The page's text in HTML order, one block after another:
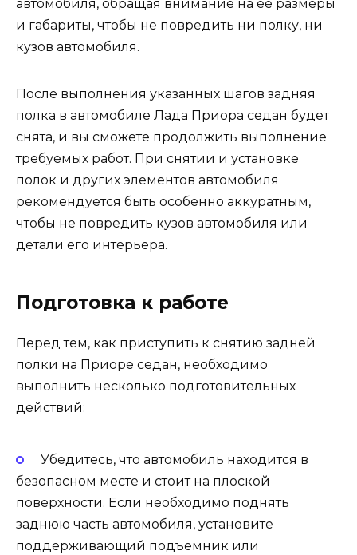
автомобиля, обращая внимание на ее размеры
и габариты, чтобы не повредить ни полку, ни
кузов автомобиля.
После выполнения указанных шагов задняя
полка в автомобиле Лада Приора седан будет
снята, и вы сможете продолжить выполнение
требуемых работ. При снятии и установке
полок и других элементов автомобиля
рекомендуется быть особенно аккуратным,
чтобы не повредить кузов автомобиля или
детали его интерьера.
Подготовка к работе
Перед тем, как приступить к снятию задней
полки на Приоре седан, необходимо
выполнить несколько подготовительных
действий:
Убедитесь, что автомобиль находится в
безопасном месте и стоит на плоской
поверхности. Если необходимо поднять
заднюю часть автомобиля, установите
поддерживающий подъемник или